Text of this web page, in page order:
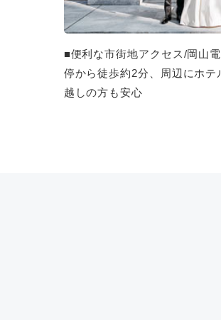
■便利な市街地アクセス/岡山
停から徒歩約2分、周辺にホテ
越しの方も安心